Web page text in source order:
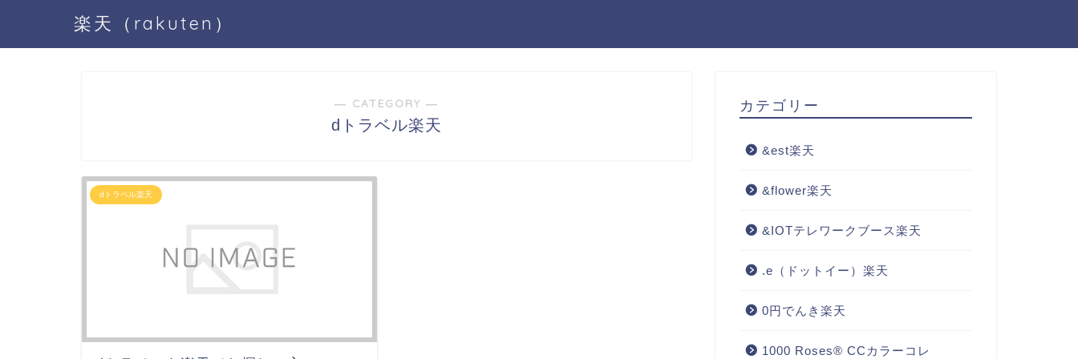
楽天（rakuten）
― CATEGORY ―
dトラベル楽天
dトラベル楽天
カテゴリー
&est楽天
&flower楽天
&IOTテレワークブース楽天
.e（ドットイー）楽天
0円でんき楽天
1000 Roses® CCカラーコレ